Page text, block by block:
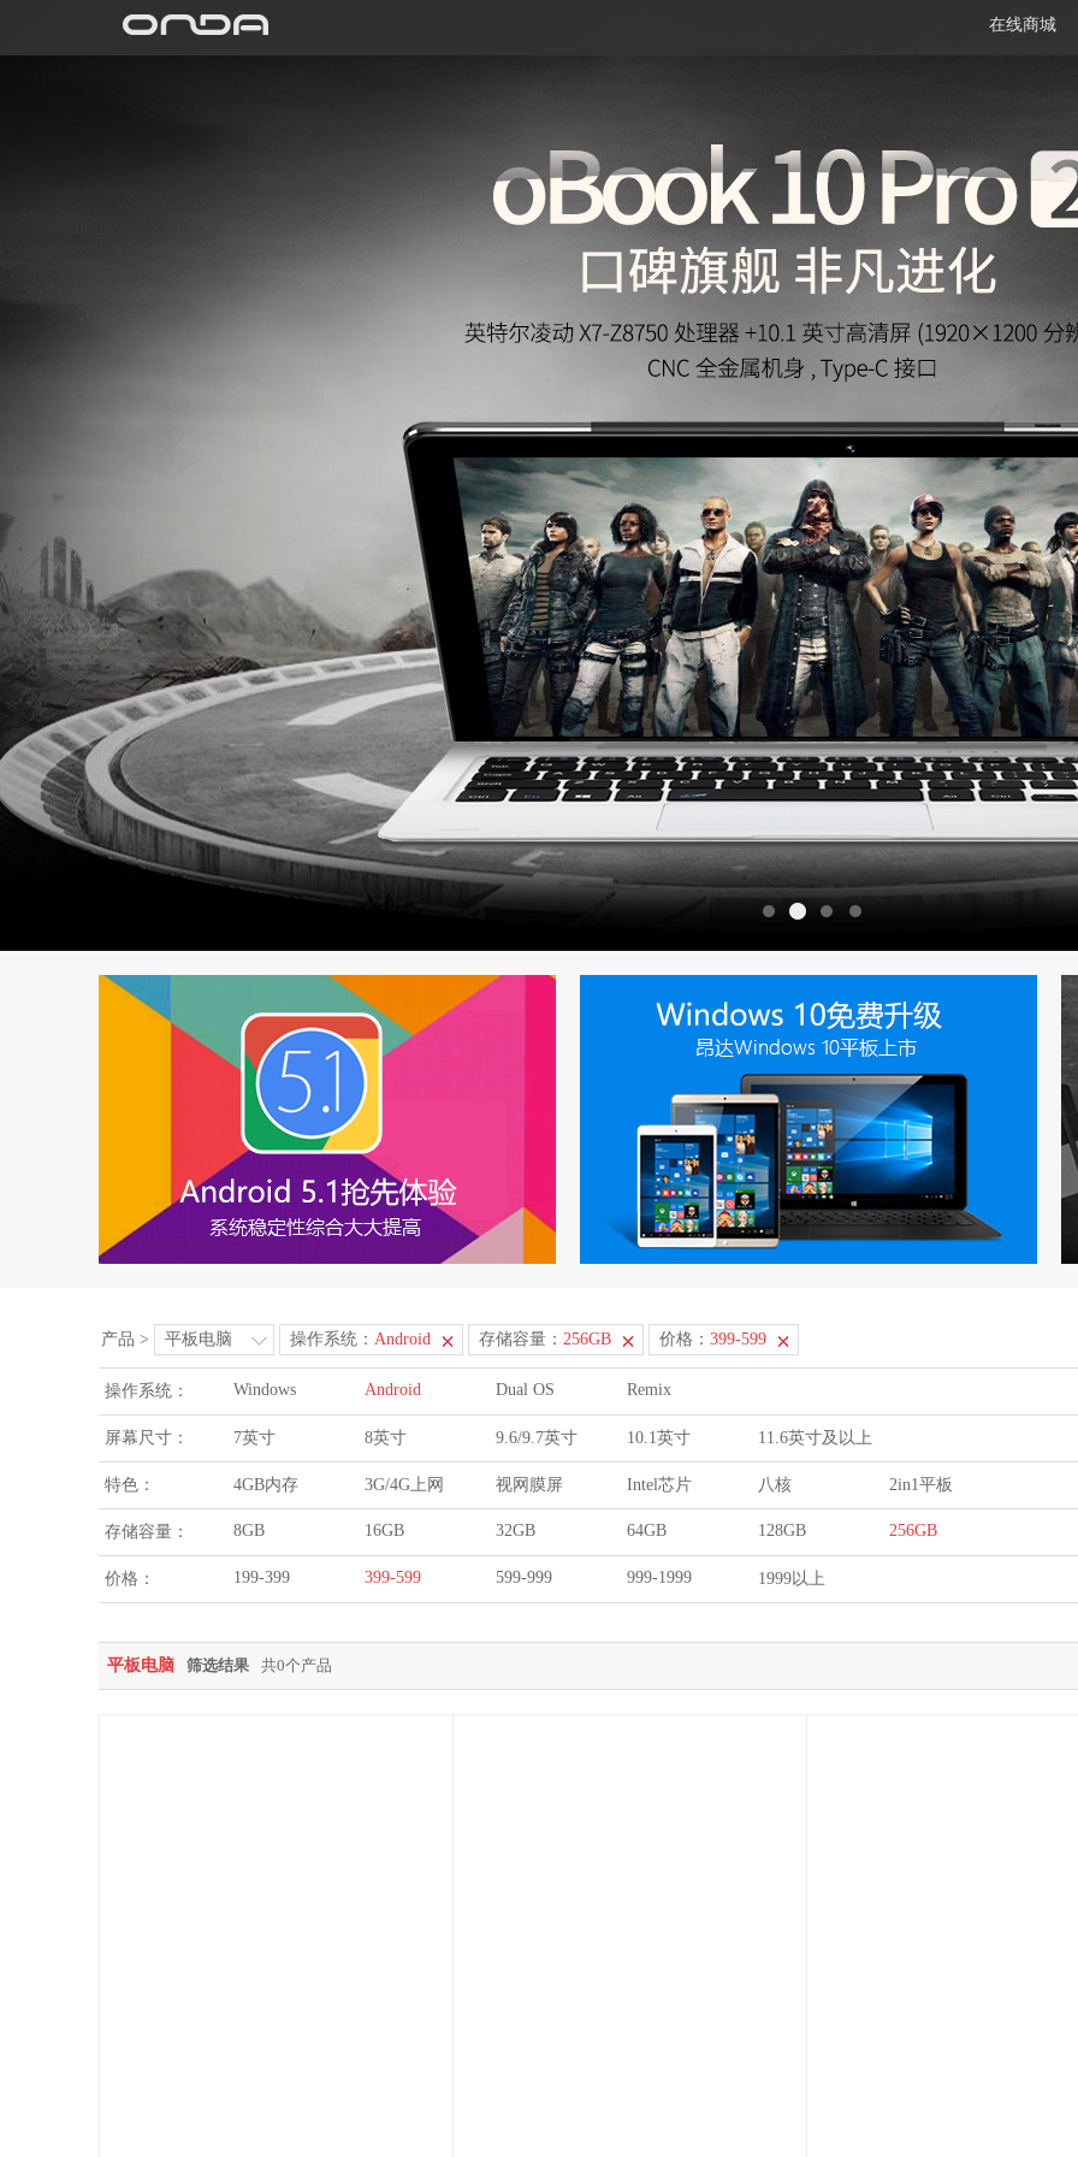
在线商城
笔记本 平板电脑 一体机
产品 > 平板电脑 操作系统： Android 存储容量： 256GB 价格： 399-599
操作系统： Windows Android Dual OS Remix
屏幕尺寸： 7英寸 8英寸 9.6/9.7英寸 10.1英寸 11.6英寸及以上
特色： 4GB内存 3G/4G上网 视网膜屏 Intel芯片 八核 2in1平板
存储容量： 8GB 16GB 32GB 64GB 128GB 256GB
价格： 199-399 399-599 599-999 999-1999 1999以上
平板电脑 筛选结果 共0个产品